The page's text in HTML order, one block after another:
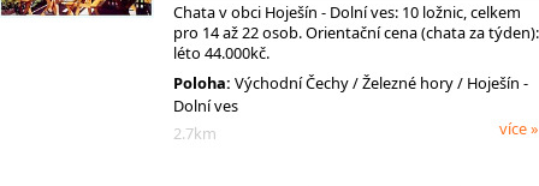
Chata v obci Hoješín - Dolní ves: 10 ložnic, celkem
pro 14 až 22 osob. Orientační cena (chata za týden):
léto 44.000kč.
Poloha: Východní Čechy/ Železné hory/ Hoješín -
Dolní ves
2.7km
více »